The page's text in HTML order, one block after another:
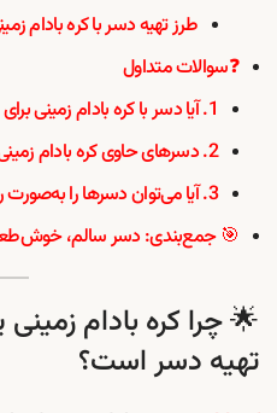
طرز تهیه دسر با کره بادام
❓سوالات متداول
1. آیا دسر با کره بادام زمینی برای افراد دیابتی مناسب است؟
2. دسرهای حاوی کره بادام زمینی برای کودکان مناسب هستند؟
3. آیا می‌توان دسرها را به‌صورت رژیمی تهیه کرد؟
🎯 جمع‌بندی: دسر سالم،
🌟 چرا کره بادام
تهیه دسر است؟